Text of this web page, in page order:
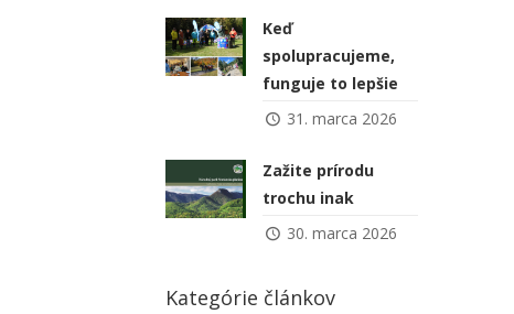
Keď
spolupracujeme,
funguje to lepšie
31. marca 2026
Zažite prírodu
trochu inak
30. marca 2026
Kategórie článkov